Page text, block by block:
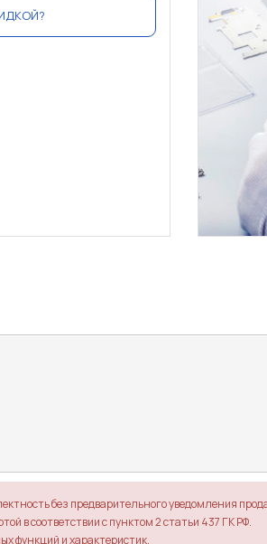
без предварительного уведомления
в соответствии с пунктом 2 статьи 437 ГК РФ.
функций и характеристик.